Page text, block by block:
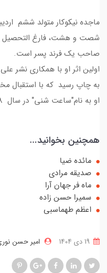
ماجده نیکوکار متولد ششم
شصت و هشت، فارغ التحصیل
صاحب یک فرند پسر است.
به چاپ رسید که با استقبال
او به نام"ساعت شنی" در سال ٩٨ به چاپ رسید.
همچنین بخوانید...
مائده ضیا
صدیقه مرادی
ماه فر جهان آرا
سمیرا حسن زاده
اعظم طهماسبی
امیر حسن